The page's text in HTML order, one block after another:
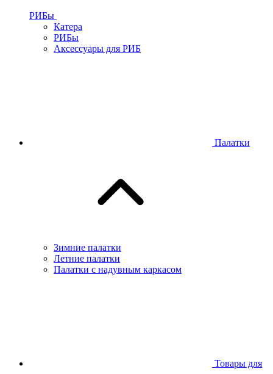
РИБы
Катера
РИБы
Аксессуары для РИБ
Палатки
Зимние палатки
Летние палатки
Палатки с надувным каркасом
Товары для